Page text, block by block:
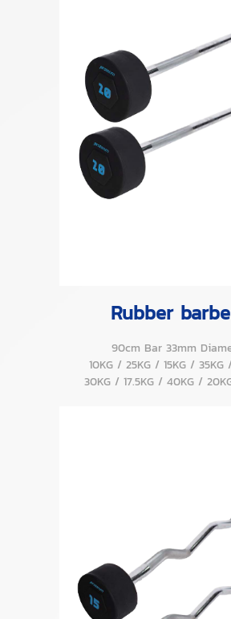
Rubber
90cm Bar 33mm
10KG / 25KG / 15KG / 35KG
30KG / 17.5KG / 40KG /